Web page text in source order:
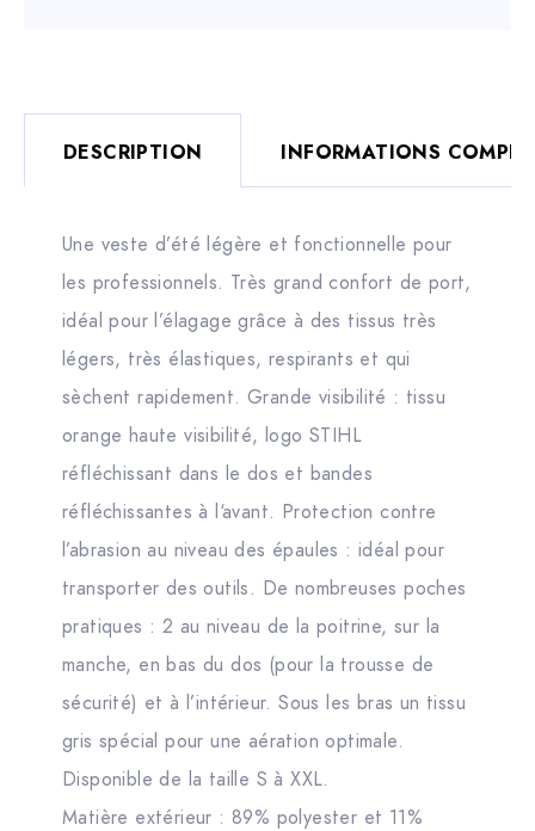
DESCRIPTION INFORMATIONS
Une veste d’été légère et fonctionnelle pour
les professionnels. Très grand confort de port,
idéal pour l’élagage grâce à des tissus très
légers, très élastiques, respirants et qui
sèchent rapidement. Grande visibilité : tissu
orange haute visibilité, logo STIHL
réfléchissant dans le dos et bandes
réfléchissantes à l‘avant. Protection contre
l’abrasion au niveau des épaules : idéal pour
transporter des outils. De nombreuses poches
pratiques : 2 au niveau de la poitrine, sur la
manche, en bas du dos (pour la trousse de
sécurité) et à l’intérieur. Sous les bras un tissu
gris spécial pour une aération optimale.
Disponible de la taille S à XXL.
Matière extérieur : 89% polyester et 11%